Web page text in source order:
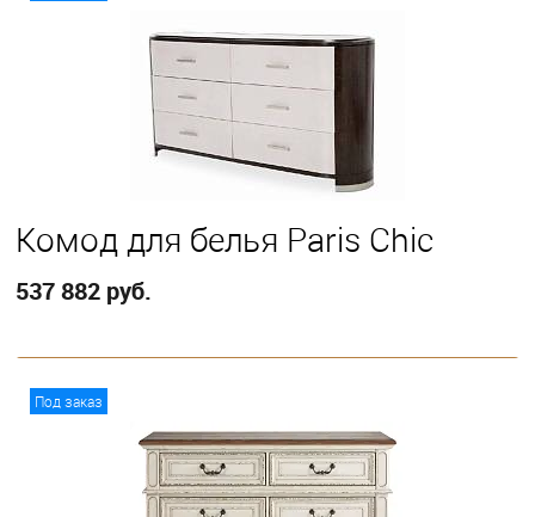
Комод для белья Paris Chic
537 882 руб.
Под заказ